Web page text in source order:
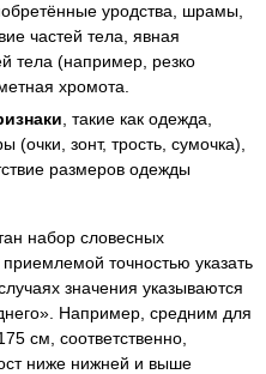
уродства, шрамы,
частей тела, явная
тела (например, резко
хромота.
, такие как одежда,
зонт, трость, сумочка),
размеров одежды
набор словесных
точностью указать
значения указываются
Например, средним для
см, соответственно,
ниже нижней и выше